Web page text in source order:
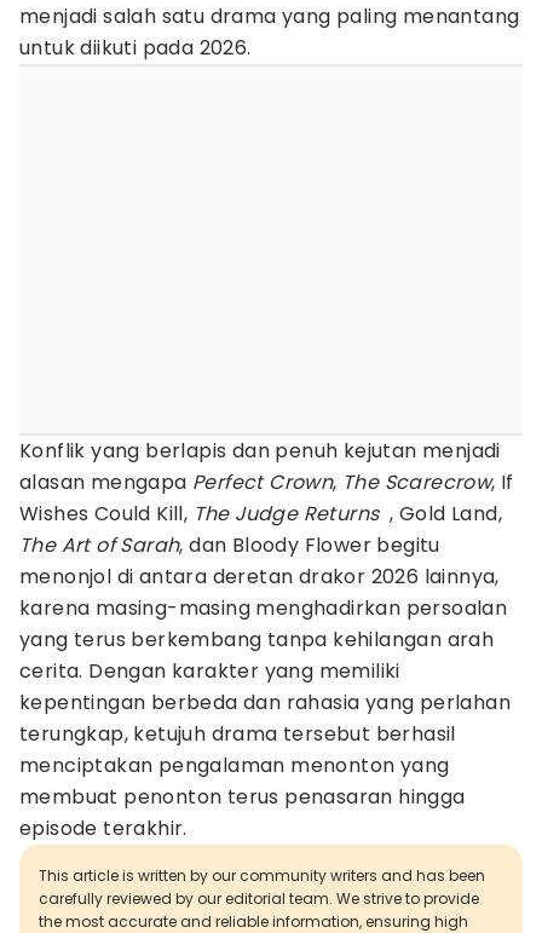
menjadi salah satu drama yang paling menantang
untuk diikuti pada 2026.
Konflik yang berlapis dan penuh kejutan menjadi
alasan mengapa Perfect Crown, The Scarecrow, If
Wishes Could Kill, The Judge Returns, Gold Land,
The Art of Sarah, dan Bloody Flower begitu
menonjol di antara deretan drakor 2026 lainnya,
karena masing-masing menghadirkan persoalan
yang terus berkembang tanpa kehilangan arah
cerita. Dengan karakter yang memiliki
kepentingan berbeda dan rahasia yang perlahan
terungkap, ketujuh drama tersebut berhasil
menciptakan pengalaman menonton yang
membuat penonton terus penasaran hingga
episode terakhir.
This article is written by our community writers and has been
carefully reviewed by our editorial team. We strive to provide
the most accurate and reliable information, ensuring high